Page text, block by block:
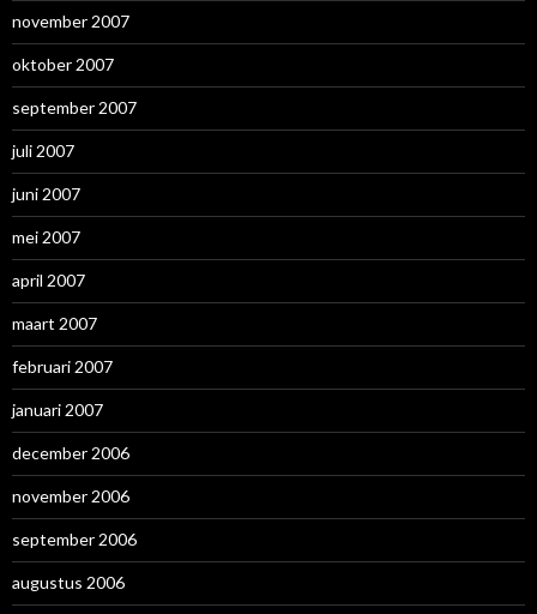
november 2007
oktober 2007
september 2007
juli 2007
juni 2007
mei 2007
april 2007
maart 2007
februari 2007
januari 2007
december 2006
november 2006
september 2006
augustus 2006